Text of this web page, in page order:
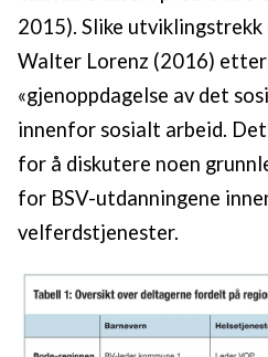
2015). Slike
Walter Lorenz (2016)
«gjenoppdagelse av det
innenfor sosialt arbeid.
for å diskutere noen
for BSV-utdanningene
velferdstjenester.